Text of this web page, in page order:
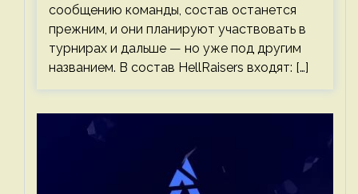
сообщению команды, состав останется
прежним, и они планируют участвовать в
турнирах и дальше — но уже под другим
названием. В состав HellRaisers входят: […]